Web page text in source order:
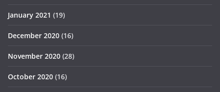
January 2021 (19)
December 2020 (16)
November 2020 (28)
October 2020 (16)